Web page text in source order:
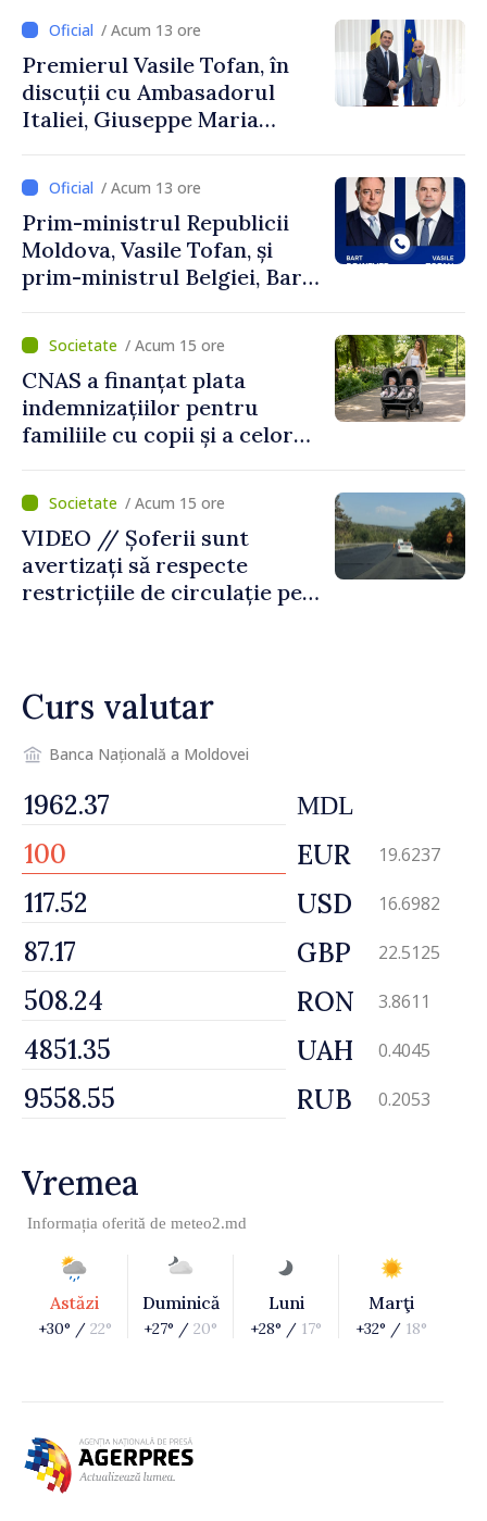
exporturi
/ Acum 13 ore
Premierul Vasile Tofan, în
discuții cu Ambasadorul
Italiei, Giuseppe Maria
/ Acum 13 ore
Prim-ministrul Republicii
Moldova, Vasile Tofan, și
prim-ministrul Belgiei, Bart
despre parcursul european
al Republicii Moldova.
/ Acum 15 ore
CNAS a finanțat plata
indemnizațiilor pentru
familiile cu copii și a celor
temporară de muncă
/ Acum 15 ore
VIDEO // Șoferii sunt
avertizați să respecte
restricțiile de circulație pe
Curs valutar
Banca Națională a Moldovei
MDL
EUR 19.6237
USD 16.6982
GBP 22.5125
RON 3.8611
UAH 0.4045
RUB 0.2053
Vremea
Informația oferită de meteo2.md
Astăzi
+30° / 22°
Duminică
+27° / 20°
Luni
+28° / 17°
Marţi
+32° / 18°